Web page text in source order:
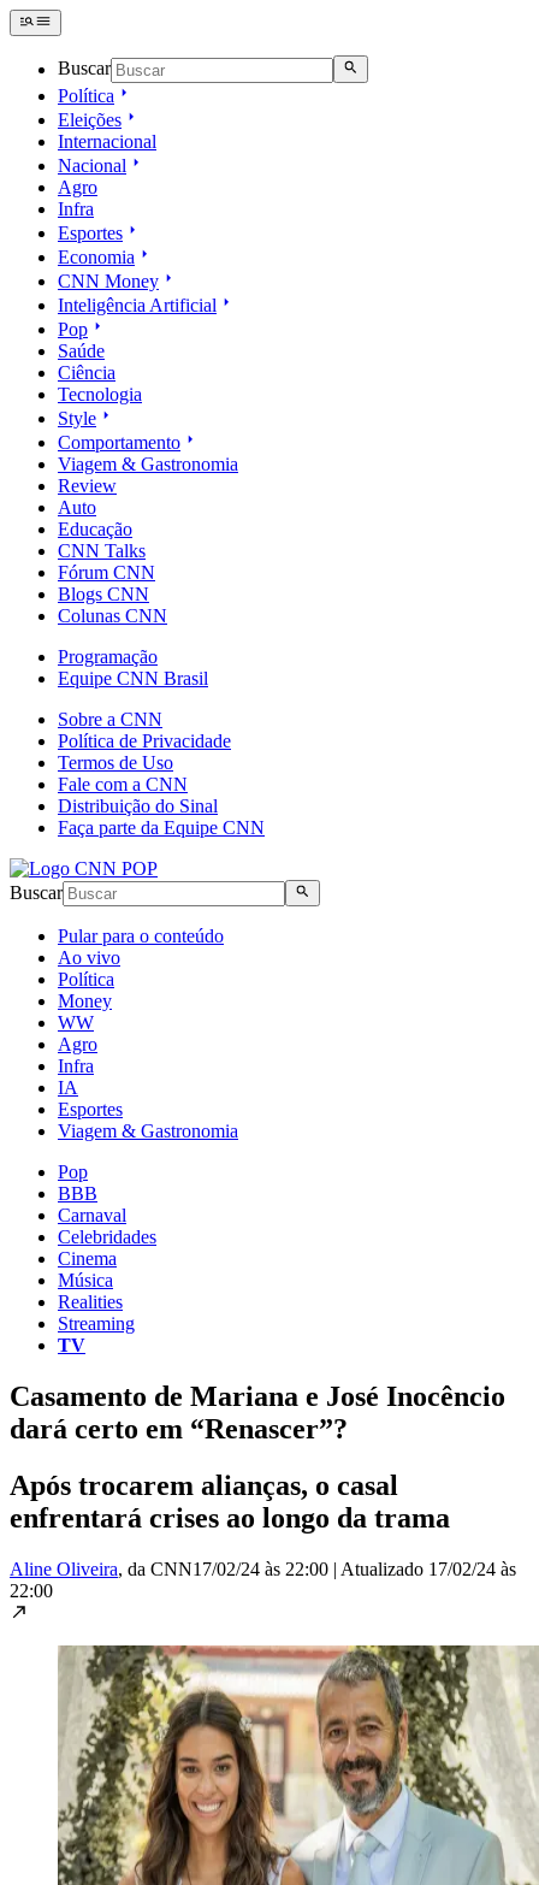
Buscar
Política
Eleições
Internacional
Nacional
Agro
Infra
Esportes
Economia
CNN Money
Inteligência Artificial
Pop
Saúde
Ciência
Tecnologia
Style
Comportamento
Viagem & Gastronomia
Review
Auto
Educação
CNN Talks
Fórum CNN
Blogs CNN
Colunas CNN
Programação
Equipe CNN Brasil
Sobre a CNN
Política de Privacidade
Termos de Uso
Fale com a CNN
Distribuição do Sinal
Faça parte da Equipe CNN
Buscar
Pular para o conteúdo
Ao vivo
Política
Money
WW
Agro
Infra
IA
Esportes
Viagem & Gastronomia
Pop
BBB
Carnaval
Celebridades
Cinema
Música
Realities
Streaming
TV
Casamento de Mariana e José Inocêncio
dará certo em “Renascer”?
Após trocarem alianças, o casal
enfrentará crises ao longo da trama
Aline Oliveira, da CNN17/02/24 às 22:00 | Atualizado 17/02/24 às
22:00